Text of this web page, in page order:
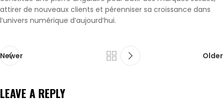
attirer de nouveaux clients et pérenniser sa croissance dans
l’univers numérique d’aujourd’hui.
Newer Older
LEAVE A REPLY